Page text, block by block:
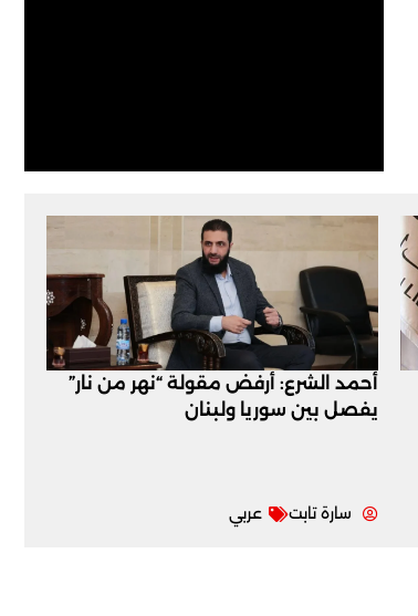
أحمد الشرع: أرفض مقولة “نهر من نار”
يفصل بين سوريا ولبنان
سارة تابت عربي